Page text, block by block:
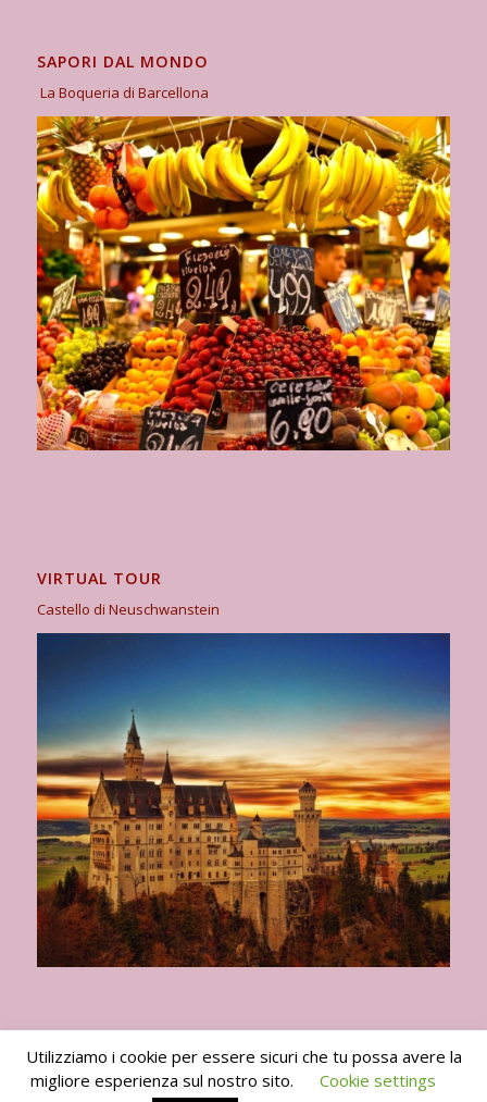
SAPORI DAL MONDO
La Boqueria di Barcellona
VIRTUAL TOUR
Castello di Neuschwanstein
Utilizziamo i cookie per essere sicuri che tu possa avere la
migliore esperienza sul nostro sito.
Cookie settings